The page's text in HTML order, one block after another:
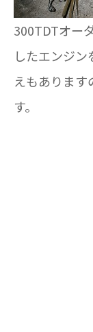
300TDTオー
したエンジ
えもあります
す。